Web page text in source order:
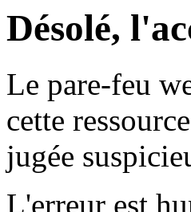
Désolé,
Le pare-feu
cette
jugée
L'erreur est